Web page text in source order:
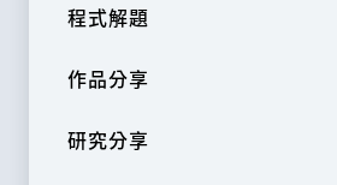
程式解題
作品分享
研究分享